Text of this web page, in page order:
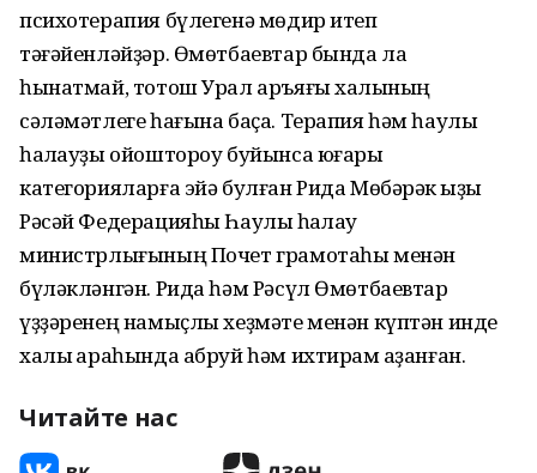
психотерапия бүлегенә мөдир итеп
тәғәйенләйҙәр. Өмөтбаевтар бында ла
һынатмай, тотош Урал аръяғы халҡының
сәләмәтлеге һағына баҫа. Терапия һәм һаулыҡ
һаҡлауҙы ойоштороу буйынса юғары
категорияларға эйә булған Рида Мөбәрәк ҡыҙы
Рәсәй Федерацияһы Һаулыҡ һаҡлау
министрлығының Почет грамотаһы менән
бүләкләнгән. Рида һәм Рәсүл Өмөтбаевтар
үҙҙәренең намыҫлы хеҙмәте менән күптән инде
халыҡ араһында абруй һәм ихтирам ҡаҙанған.
Читайте нас